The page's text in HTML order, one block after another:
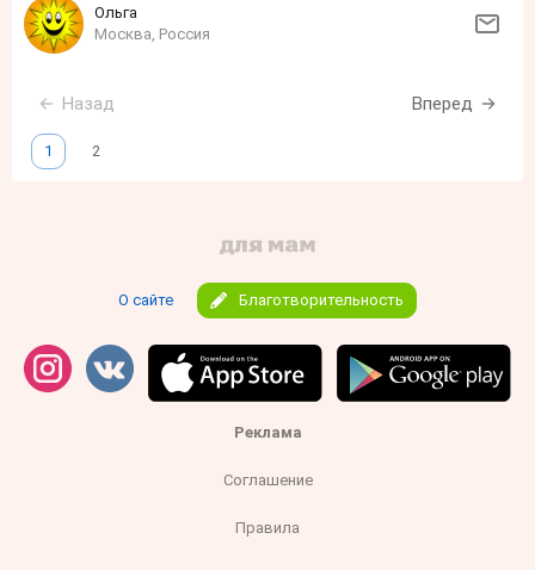
Ольга
Москва, Россия
Назад Вперед
1 2
О сайте Благотворительность
Реклама
Соглашение
Правила